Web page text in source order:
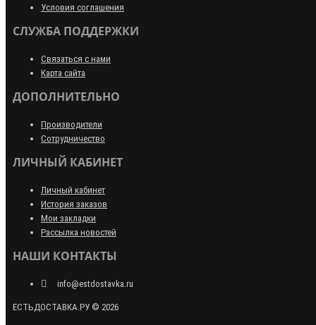
Условия соглашения
СЛУЖБА ПОДДЕРЖКИ
Связаться с нами
Карта сайта
ДОПОЛНИТЕЛЬНО
Производители
Сотрудничество
ЛИЧНЫЙ КАБИНЕТ
Личный кабинет
История заказов
Мои закладки
Рассылка новостей
НАШИ КОНТАКТЫ
info@estdostavka.ru
ЕСТЬДОСТАВКА.РУ © 2026